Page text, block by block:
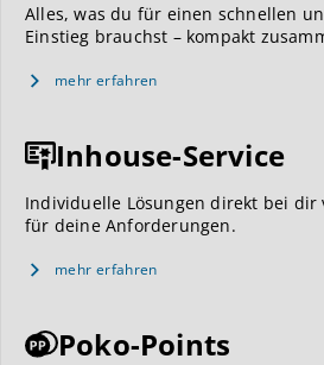
Alles, was du für einen schnellen
Einstieg brauchst – kompakt
mehr erfahren
Inhouse-Service
Individuelle Lösungen direkt bei dir
für deine Anforderungen.
mehr erfahren
Poko-Points